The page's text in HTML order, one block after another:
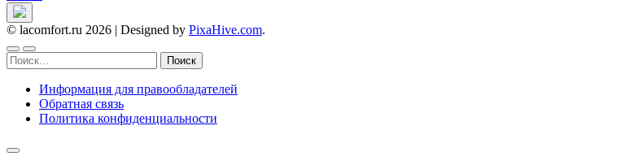
© lacomfort.ru 2026 | Designed by PixaHive.com.
Найти:
Информация для правообладателей
Обратная связь
Политика конфиденциальности